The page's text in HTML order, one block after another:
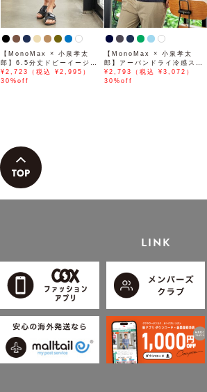
【MonoMax × 小泉孝太
郎】6.5分丈ドビーイージー
ハーフパンツ「小泉孝太郎さ
ん着用モデル」
¥2,723（税込 ¥2,995）
30%off
【MonoMax × 小泉孝太
郎】アーバンドライ冷感スイ
スボタンダウンポロシャツ
「小泉孝太郎さん着用モデ
¥2,793（税込 ¥3,072）
30%off
LINK